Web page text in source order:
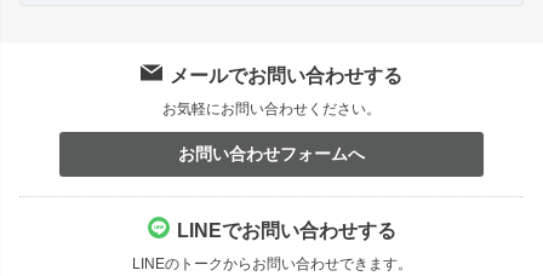
メールでお問い合わせする
お気軽にお問い合わせください。
お問い合わせフォームへ
LINEでお問い合わせする
LINEのトークからお問い合わせできます。